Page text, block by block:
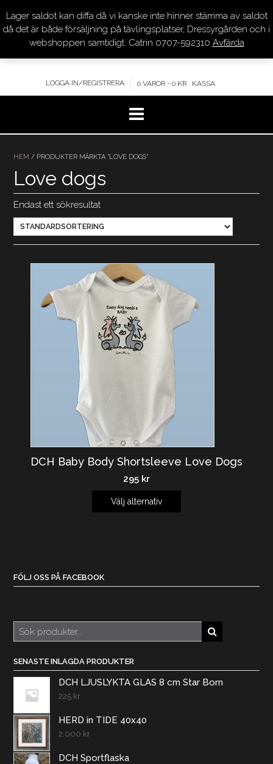
innehåll
DRESSYR.COM
KVALITET – KOMPETENS – SERVICE
LOGGA IN/REGISTRERA 0 VAROR - 0 KR KASSA
HEM / PRODUKTER MÄRKTA ”LOVE DOGS”
Love dogs
Endast ett sökresultat
DCH Baby Body Shortsleeve Love Dogs
295 kr
Välj alternativ
FÖLJ OSS PÅ FACEBOOK
Sök
efter:
SENASTE INLAGDA PRODUKTER
DCH LJUSLYKTA GLAS 8 cm Star Born
225 kr
HERD in TIDE 40x40
2.000 kr
DCH Sportflaska
Lager saldot kan diffa då vi kanske inte hinner stämma av saldot
då det är både försäljning på tävlingsplatser, Dressyrgården och i
webshoppen samtidigt. Catrin 0707-592310 Avfärda